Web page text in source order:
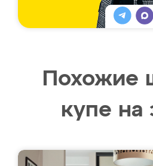
Похожие
купе на